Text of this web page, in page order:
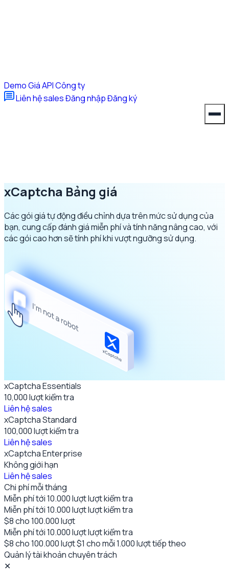
DemoGiáAPICông ty
Liên hệ salesĐăng nhậpĐăng ký
xCaptcha Bảng giá
Các gói giá tự động điều chỉnh dựa trên mức sử dụng của
bạn, cung cấp đánh giá miễn phí và tính năng nâng cao, với
các gói cao hơn sẽ tính phí khi vượt ngưỡng sử dụng.
xCaptcha Essentials
10,000lượt kiểm tra
Liên hệ sales
xCaptcha Standard
100,000lượt kiểm tra
Liên hệ sales
xCaptcha Enterprise
Không giới hạn
Liên hệ sales
Chi phí mỗi tháng
Miễn phí tới 10.000 lượtlượt kiểm tra
Miễn phí tới 10.000 lượtlượt kiểm tra
$8 cho 100.000 lượt
Miễn phí tới 10.000 lượtlượt kiểm tra
$8 cho 100.000 lượt$1 cho mỗi 1.000 lượt tiếp theo
Quản lý tài khoản chuyên trách
✕